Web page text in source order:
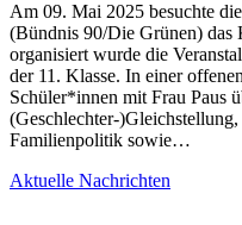
Am 09. Mai 2025 besuchte
(Bündnis 90/Die Grünen) das
organisiert wurde die
der 11. Klasse. In einer
Schüler*innen mit Frau Paus
(Geschlechter-
Familienpolitik sowie…
Aktuelle Nachrichten